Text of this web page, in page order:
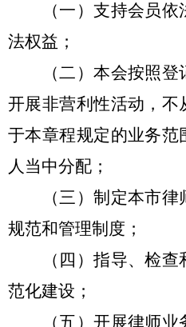
（一）支持会员
法权益；
（二）本会按照
开展非营利性活动，不
于本章程规定的业务
人当中分配；
（三）制定本市
规范和管理制度；
（四）指导、检
范化建设；
（五）开展律师